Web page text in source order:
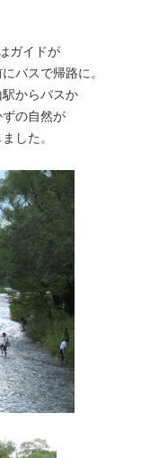
ガイドが
バスで帰路に。
駅からバスか
の自然が
した。